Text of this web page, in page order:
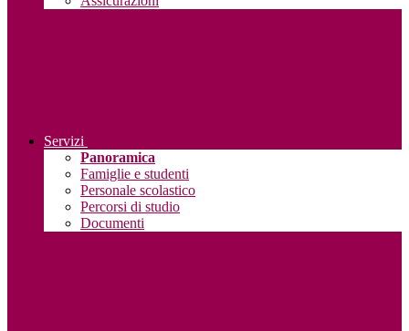
Servizi
Panoramica
Famiglie e studenti
Personale scolastico
Percorsi di studio
Documenti